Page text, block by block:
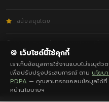
สนับสนุนโดย
© 2026 Love Uthai · พัฒนาโดย
กฎกติกา · ความเป็นส่วนตัว
🍪 เว็บไซต์นี้ใช้คุกกี้
เราเก็บข้อมูลการใช้งานแบบไม่ระบุตัว
เพื่อปรับปรุงประสบการณ์ ตาม นโยบ
PDPA — คุณสามารถขอลบข้อมูลได้ที่
หน้านโยบายฯ